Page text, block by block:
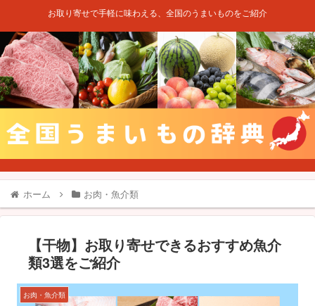
お取り寄せで手軽に味わえる、全国のうまいものをご紹介
ホーム お肉・魚介類
【干物】お取り寄せできるおすすめ魚介
類3選をご紹介
お肉・魚介類